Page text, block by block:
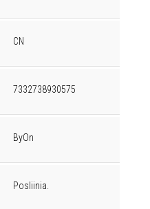
CN
7332738930575
ByOn
Posliinia.